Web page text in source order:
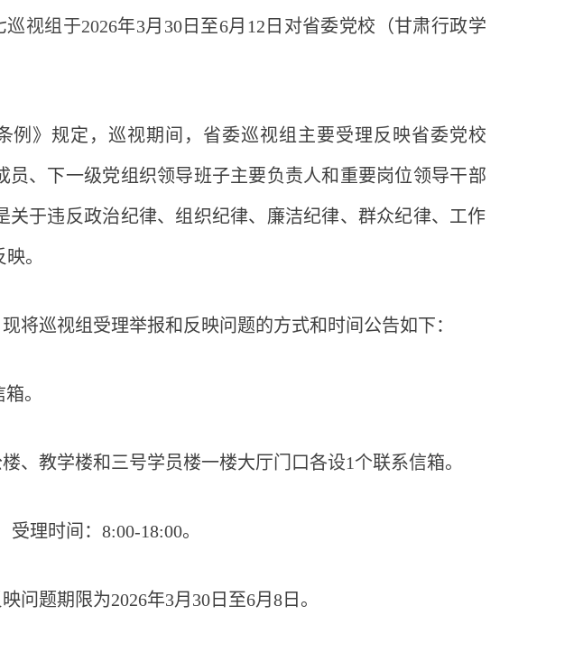
巡视组于2026年3月 30日至6月 12 日 对省委党校（甘肃行政学
例》规定， 巡视期间， 省委巡视组主要受理反映省委党校
员、下一级党组织领导班子主要负责人和重要岗位领导干部
关于违反政治纪律、组织纪律、廉洁纪律、群众纪律、工作
。
将巡视组受理举报和反映问题的方式和时间公告如下：
箱。
、 教学楼和三号学员楼一楼大厅门口各设1个联系信箱。
受理时间： 8:00-18:00。
问题期限为2026年3月 30 日至6月 8 日。